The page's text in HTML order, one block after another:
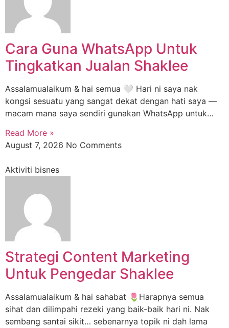
Cara Guna WhatsApp Untuk
Tingkatkan Jualan Shaklee
Assalamualaikum & hai semua 🤍 Hari ni saya nak
kongsi sesuatu yang sangat dekat dengan hati saya —
macam mana saya sendiri gunakan WhatsApp untuk…
Read More »
August 7, 2026 No Comments
Aktiviti bisnes
Strategi Content Marketing
Untuk Pengedar Shaklee
Assalamualaikum & hai sahabat 🌷Harapnya semua
sihat dan dilimpahi rezeki yang baik-baik hari ni. Nak
sembang santai sikit… sebenarnya topik ni dah lama